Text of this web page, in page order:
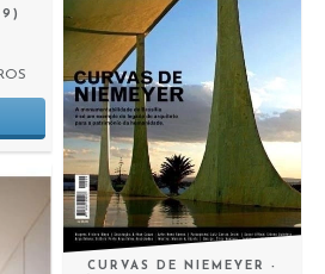
CURVAS DE NIEMEYER -